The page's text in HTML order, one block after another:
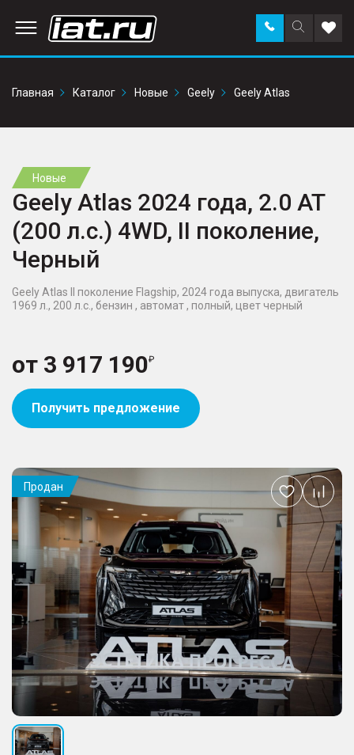
Поиск
по
Заказать
звонок в
Главная
Каталог Новые Geely Geely Atlas
Новые
Geely Atlas 2024 года, 2.0 AT
(200 л.с.) 4WD, II поколение,
Черный
Geely Atlas II поколение Flagship, 2024 года выпуска, двигатель
1969 л., 200 л.с., бензин , автомат , полный, цвет черный
от 3 917 190
Получить предложение
Продан
Добавить
в
избранное